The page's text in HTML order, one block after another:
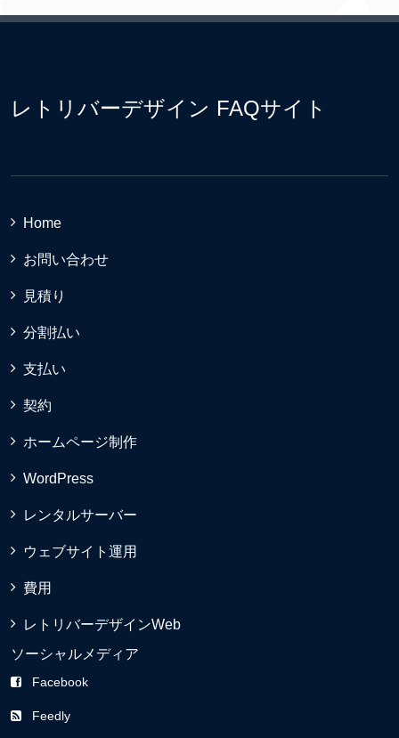
レトリバーデザイン FAQサイト
Home
お問い合わせ
見積り
分割払い
支払い
契約
ホームページ制作
WordPress
レンタルサーバー
ウェブサイト運用
費用
レトリバーデザインWeb
ソーシャルメディア
Facebook
Feedly